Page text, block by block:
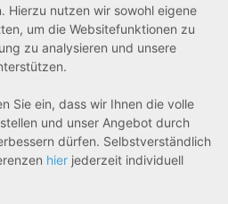
Wohnen
Hierzu nutzen wir sowohl eigene
um die Websitefunktionen zu
zu analysieren und unsere
Sie ein, dass wir Ihnen die volle
und unser Angebot durch
dürfen. Selbstverständlich
hier jederzeit individuell